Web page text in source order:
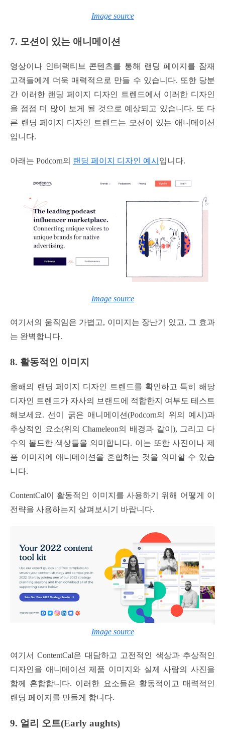
Image source
7. 모션이 있는 애니메이션
영상이나 인터랙티브 콘텐츠를 통해 랜딩 페이지를 잠재
고객들에게 더욱 매력적으로 만들 수 있습니다. 또한 당분
간 이러한 랜딩 페이지 디자인 트렌드에서 이러한 디자인
을 점점 더 많이 보게 될 것으로 예상되고 있습니다. 또 다
른 랜딩 페이지 디자인 트렌드는 모션이 있는 애니메이션
입니다.
아래는 Podcorn의 랜딩 페이지 디자인 예시 입니다.
Image source
여기서의 움직임은 가볍고, 이미지는 장난기 있고, 그 효과
는 완벽합니다.
8. 활동적인 이미지
올해의 랜딩 페이지 디자인 트렌드를 확인하고 특히 해당
디자인 트렌드가 자사의 브랜드에 적합한지 여부도 테스트
해보세요. 선이 굵은 애니메이션(Podcorn의 위의 예시)과
추상적인 요소(위의 Chameleon의 배경과 같이), 그리고 다
수의 볼드한 색상들을 의미합니다. 이는 또한 사진이나 제
품 이미지에 애니메이션을 혼합하는 것을 의미할 수 있습
니다.
ContentCal이 활동적인 이미지를 사용하기 위해 어떻게 이
전략을 사용하는지 살펴보시기 바랍니다.
Image source
여기서 ContentCal은 대담하고 고전적인 색상과 추상적인
디자인을 애니메이션 제품 이미지와 실제 사람의 사진을
함께 혼합합니다. 이러한 요소들은 활동적이고 매력적인
랜딩 페이지를 만들게 합니다.
9. 얼리 오트(Early aughts)